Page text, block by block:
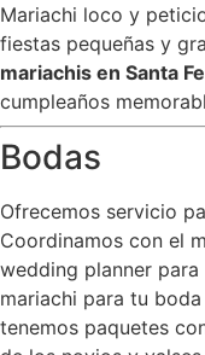
Mariachi loco y
fiestas pequeñas y
mariachis en Santa
cumpleaños
Bodas
Ofrecemos servicio
Coordinamos con el
wedding planner
mariachi para tu
tenemos paquetes